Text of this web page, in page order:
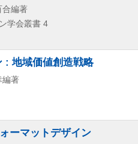
合編著
学会叢書 4
: 地域価値創造戦略
編著
ーマットデザイン